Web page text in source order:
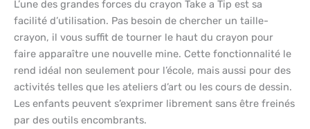
L’une des grandes forces du crayon Take a Tip est sa
facilité d’utilisation. Pas besoin de chercher un taille-
crayon, il vous suffit de tourner le haut du crayon pour
faire apparaître une nouvelle mine. Cette fonctionnalité le
rend idéal non seulement pour l’école, mais aussi pour des
activités telles que les ateliers d’art ou les cours de dessin.
Les enfants peuvent s’exprimer librement sans être freinés
par des outils encombrants.